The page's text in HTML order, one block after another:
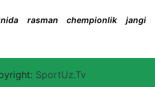
rasman chempionlik jangi
SportUz.Tv